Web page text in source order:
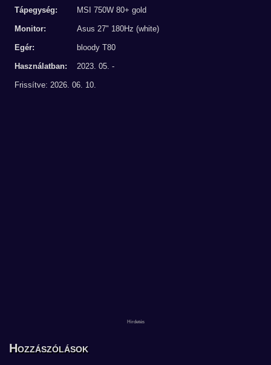
Tápegység: MSI 750W 80+ gold
Monitor: Asus 27" 180Hz (white)
Egér: bloody T80
Használatban: 2023. 05. -
Frissítve: 2026. 06. 10.
Hozzászólások